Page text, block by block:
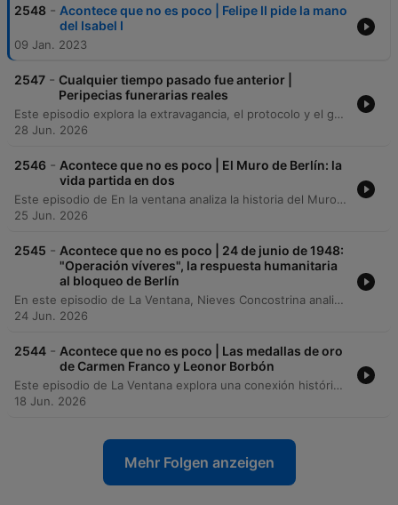
2548 - Acontece que no es poco | Felipe II pide la mano
del Isabel I
09 Jan. 2023
2547 - Cualquier tiempo pasado fue anterior |
Peripecias funerarias reales
Este episodio explora la extravagancia, el protocolo y el gasto excesivo de los funerales de la monarquía española, analizando cómo reyes como Carlos II, Felipe II y Felipe IV utilizaban la pompa para proyectar poder, a menudo a costa del erario público. Se detallan costumbres como el uso de hábitos religiosos para simular humildad y la transición hacia el embalsamamiento para prolongar la exhibición de los cadáveres. Asimismo, el programa aborda hallazgos arqueológicos en una necrópolis bizantina en Alicante, revelando la presencia de la peste de Justiniano, y narra los detalles caóticos y poco higiénicos del fallecimiento de Felipe V. El episodio concluye con una reflexión sobre la música fúnebre y la historia de la canción 'Candle in the Wind'.
28 Jun. 2026
2546 - Acontece que no es poco | El Muro de Berlín: la
vida partida en dos
Este episodio de En la ventana analiza la historia del Muro de Berlín, partiendo de una reflexión sobre la actual tendencia global hacia la construcción de fronteras y muros. Los locutores recorren los antecedentes políticos tras la Segunda Guerra Mundial, la división de Alemania en dos estados con ideologías opuestas y el papel de la Unión Soviética en la creación de la República Democrática Alemana. El relato detalla el proceso de construcción del muro en agosto de 1961, la separación abrupta de familias y la vida bajo la vigilancia de la Stasi. Se exploran las consecuencias humanas de la división, desde los intentos de fuga y las muertes en la frontera hasta la caída inesperada del muro en noviembre de 1989, concluyendo con una reflexión sobre la importancia de la memoria histórica.
25 Jun. 2026
2545 - Acontece que no es poco | 24 de junio de 1948:
"Operación víveres", la respuesta humanitaria
al bloqueo de Berlín
En este episodio de La Ventana, Nieves Concostrina analiza el puente aéreo sobre Berlín como un ejemplo histórico de voluntad política y cooperación internacional frente a la adversidad. A través de un relato que conecta el pasado con la actualidad, la locutora explora cómo la respuesta de las potencias aliadas ante el bloqueo de Stalin en 1948 logró sostener a la población civil de Berlín Occidental mediante una operación logística sin precedentes. El programa detalla los antecedentes de la Conferencia de Teherán, la división de Alemania en zonas de ocupación y la tensión económica provocada por la introducción del nuevo marco alemán. La narración concluye con una reflexión crítica sobre la capacidad de acción de la comunidad internacional ante crisis humanitarias contemporáneas, contrastando la eficacia del puente aéreo con la parálisis de organismos como la ONU en conflictos actuales.
24 Jun. 2026
2544 - Acontece que no es poco | Las medallas de oro
de Carmen Franco y Leonor Borbón
Este episodio de La Ventana explora una conexión histórica y polémica entre las condecoraciones otorgadas a la familia Franco y la actual Casa Real. El relato analiza el incidente de 1978 en el que Carmen Franco fue interceptada en el aeropuerto de Barajas con 38 medallas de oro, y lo vincula con la reciente controversia sobre la entrega de la medalla de oro de Galicia a la princesa Leonor sin el debido expediente administrativo. La conversación aborda las irregularidades en los procesos de concesión de honores, la falta de transparencia en la Junta de Galicia y la responsabilidad de las instituciones en la preservación de la legalidad. El análisis incluye las repercusiones judiciales y las reacciones de figuras políticas ante lo que se describe como una falta de meritocracia en la entrega de distinciones oficiales.
18 Jun. 2026
Mehr Folgen anzeigen